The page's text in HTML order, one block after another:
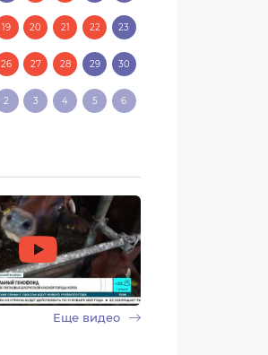
19 20 21 22 23
26 27 28 29 30
2 3 4 5 6
Еще видео